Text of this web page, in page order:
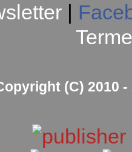
|
(C) 2010